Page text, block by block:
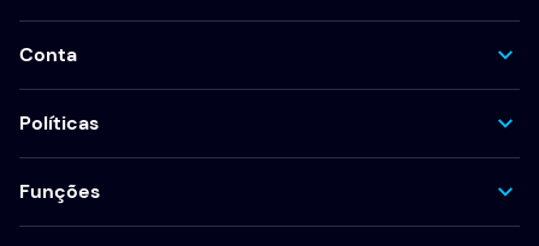
Conta
Políticas
Funções